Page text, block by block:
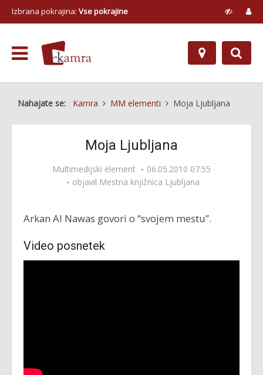
Izbrana pokrajina: Vse pokrajine
Nahajate se: Kamra MM elementi Moja Ljubljana
Moja Ljubljana
Multimedijski element
06.05.2010 07:55
objavil Mestna knjižnica Ljubljana
Arkan Al Nawas govori o “svojem mestu”.
Video posnetek